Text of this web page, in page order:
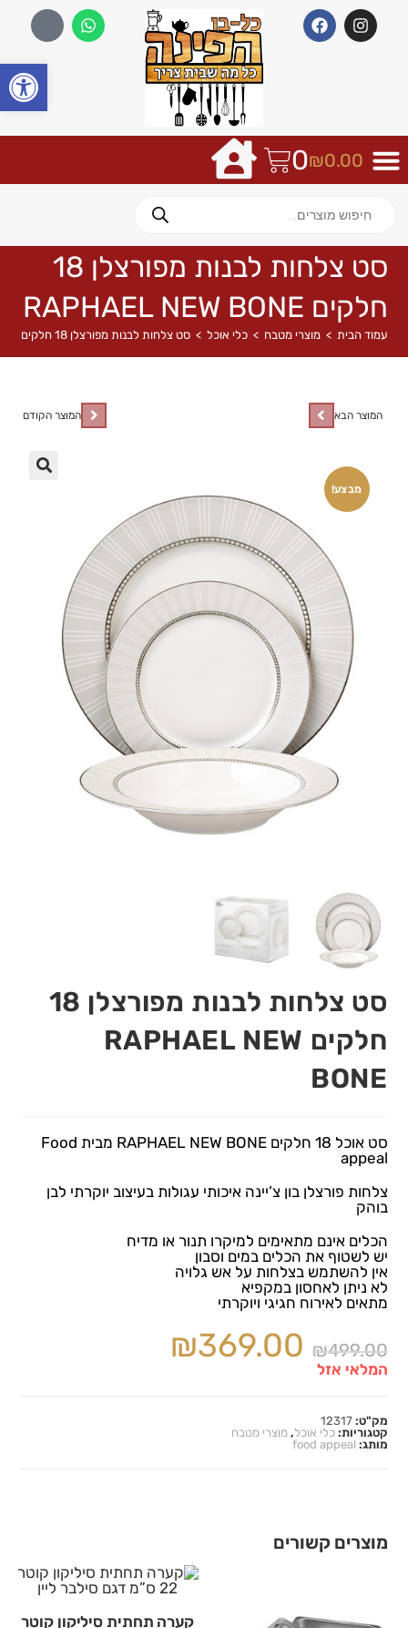
₪0.00
0
סט צלחות לבנות מפורצלן 18
חלקים RAPHAEL NEW BONE
עמוד הבית > מוצרי מטבח > כלי אוכל > סט צלחות לבנות מפורצלן 18 חלקים RAPHAEL NEW BONE
מבצע!
המוצר הקודם המוצר הבא
סט צלחות לבנות מפורצלן 18
חלקים RAPHAEL NEW
BONE
סט אוכל 18 חלקים RAPHAEL NEW BONE מבית Food
appeal
צלחות פורצלן בון צ’יינה איכותי עגולות בעיצוב יוקרתי לבן
בוהק
הכלים אינם מתאימים למיקרו תנור או מדיח
יש לשטוף את הכלים במים וסבון
אין להשתמש בצלחות על אש גלויה
לא ניתן לאחסון במקפיא
מתאים לאירוח חגיגי ויוקרתי
₪499.00
₪369.00
המלאי אזל
מק"ט:12317
קטגוריות:כלי אוכל, מוצרי מטבח
מותג: food appeal
מוצרים קשורים
קערה תחתית סיליקון קוטר